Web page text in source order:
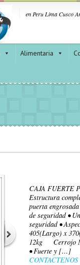
en Peru Lima Cusco
Alimentaria
CAJA FUERTE
Estructura
puerta
de seguridad •
seguridad •
405(Largo) x
12kg Cerrojo
• Fuerte y […]
CONTACTENOS